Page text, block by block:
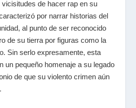
de hacer rap en su
por narrar historias del
al punto de ser reconocido
de su tierra por figuras como la
Sin serlo expresamente, esta
un pequeño homenaje a su legado
de que su violento crimen aún